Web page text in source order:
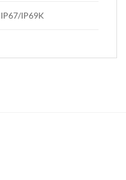
IP67/IP69K